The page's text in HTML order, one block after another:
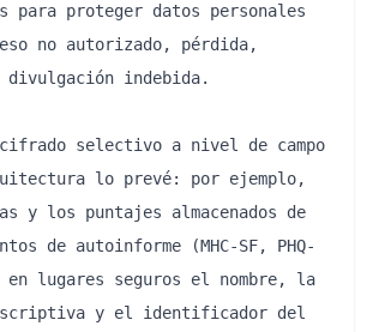
para proteger datos personales
no autorizado, pérdida,
indebida.
selectivo a nivel de campo
lo prevé: por ejemplo,
y los puntajes almacenados de
de autoinforme (MHC-SF, PHQ-
en lugares seguros el nombre, la
y el identificador del